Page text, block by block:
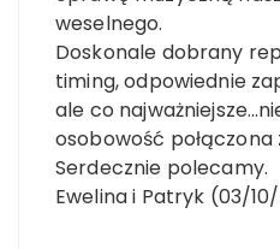
weselnego.
Doskonale dobrany
timing, odpowiednie
ale co
osobowość
Serdecznie polecamy.
Ewelina i Patryk (03/10/